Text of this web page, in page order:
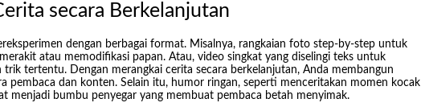
secara Berkelanjutan
dengan berbagai format. Misalnya, rangkaian foto step-by-step untuk
atau memodifikasi papan. Atau, video singkat yang diselingi teks untuk
trik tertentu. Dengan merangkai cerita secara berkelanjutan, Anda membangun
pembaca dan konten. Selain itu, humor ringan, seperti menceritakan momen kocak
menjadi bumbu penyegar yang membuat pembaca betah menyimak.